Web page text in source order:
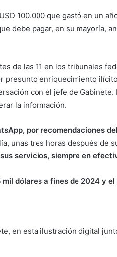
100.000 que gastó en un
debe pagar, en su mayoría,
de las 11 en los tribunales
presunto enriquecimiento
con el jefe de
la información.
por recomendaciones
unas tres horas después de
servicios, siempre en
dólares a fines de 2024 y
en esta ilustración digital